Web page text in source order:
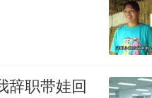
辞职带娃回